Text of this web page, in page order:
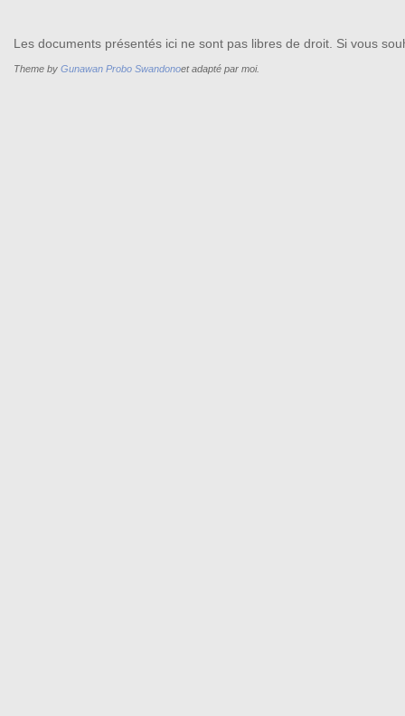
Les documents présentés ici ne sont pas libres de droit. Si vous
Theme by Gunawan Probo Swandonoet adapté par moi.